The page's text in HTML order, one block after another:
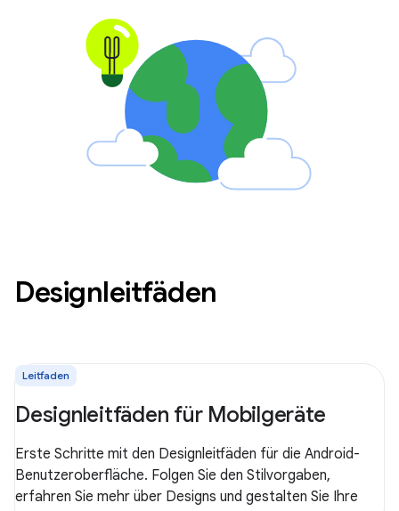
Designleitfäden
Leitfaden
Designleitfäden für Mobilgeräte
Erste Schritte mit den Designleitfäden für die Android-
Benutzeroberfläche. Folgen Sie den Stilvorgaben,
erfahren Sie mehr über Designs und gestalten Sie Ihre